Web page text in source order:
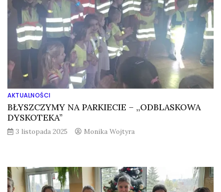
AKTUALNOŚCI
BŁYSZCZYMY NA PARKIECIE – ,,ODBLASKOWA
DYSKOTEKA”
3 listopada 2025 Monika Wojtyra